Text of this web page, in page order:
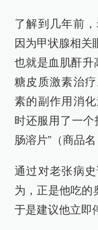
了解到几年前
因为甲状腺相关
也就是血肌酐升
糖皮质激素治
素的副作用消
时还服用了一个
肠溶片”（商品名
通过对老张病
为，正是他吃的
于是建议他立即